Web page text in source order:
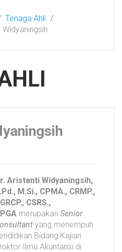
Tenaga Ahli
Aristanti Widyaningsih,
M.Si., CPMA., CRMP.,
CSRS.,
merupakan Senior
yang menempuh
Bidang Kajian
Ilmu Akuntansi di